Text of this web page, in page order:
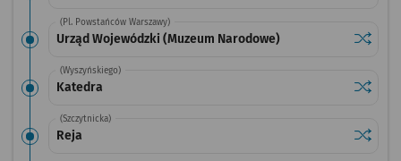
(Pl. Powstańców Warszawy)
Urząd Wojewódzki (Muzeum Narodowe)
(Wyszyńskiego)
Katedra
(Szczytnicka)
Reja